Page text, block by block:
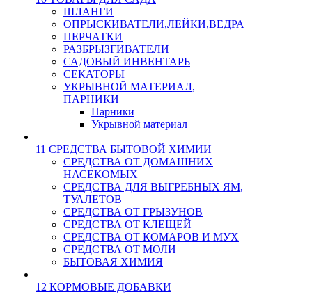
ШЛАНГИ
ОПРЫСКИВАТЕЛИ,ЛЕЙКИ,ВЕДРА
ПЕРЧАТКИ
РАЗБРЫЗГИВАТЕЛИ
САДОВЫЙ ИНВЕНТАРЬ
СЕКАТОРЫ
УКРЫВНОЙ МАТЕРИАЛ,
ПАРНИКИ
Парники
Укрывной материал
11 СРЕДСТВА БЫТОВОЙ ХИМИИ
СРЕДСТВА ОТ ДОМАШНИХ
НАСЕКОМЫХ
СРЕДСТВА ДЛЯ ВЫГРЕБНЫХ ЯМ,
ТУАЛЕТОВ
СРЕДСТВА ОТ ГРЫЗУНОВ
СРЕДСТВА ОТ КЛЕЩЕЙ
СРЕДСТВА ОТ КОМАРОВ И МУХ
СРЕДСТВА ОТ МОЛИ
БЫТОВАЯ ХИМИЯ
12 КОРМОВЫЕ ДОБАВКИ